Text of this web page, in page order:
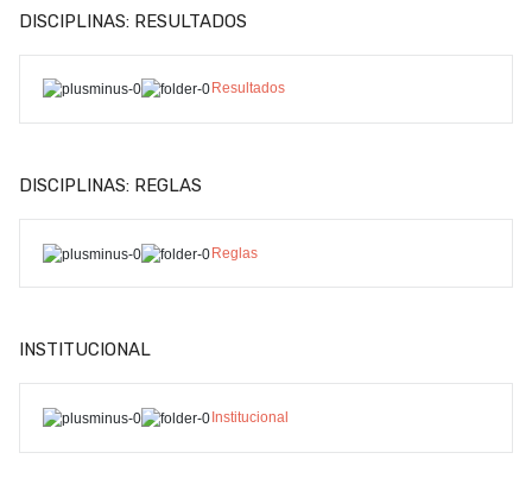
DISCIPLINAS: RESULTADOS
Resultados
DISCIPLINAS: REGLAS
Reglas
INSTITUCIONAL
Institucional